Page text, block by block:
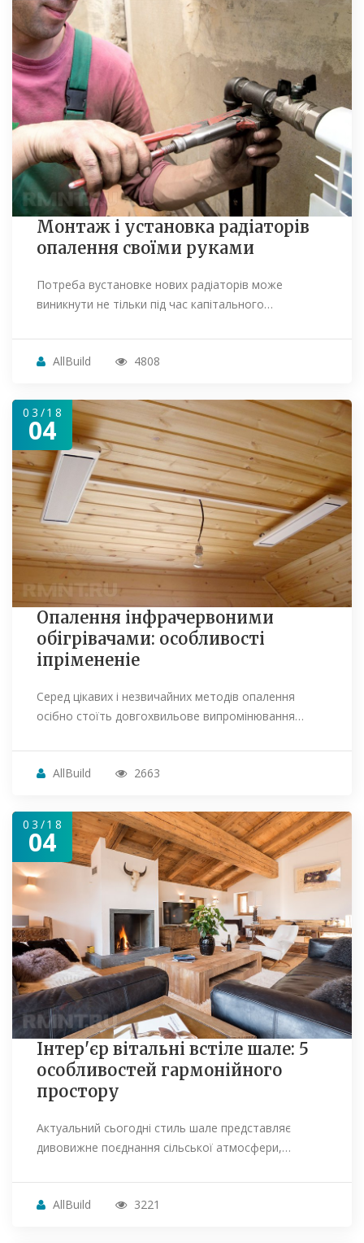
Монтаж і установка радіаторів
опалення своїми руками
Потреба вустановке нових радіаторів може
виникнути не тільки під час капітального…
AllBuild 4808
03/18
04
Опалення інфрачервоними
обігрівачами: особливості
іпрімененіе
Серед цікавих і незвичайних методів опалення
осібно стоїть довгохвильове випромінювання…
AllBuild 2663
03/18
04
Інтер'єр вітальні встіле шале: 5
особливостей гармонійного
простору
Актуальний сьогодні стиль шале представляє
дивовижне поєднання сільської атмосфери,…
AllBuild 3221